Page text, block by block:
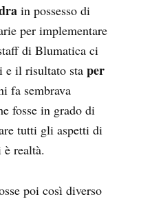
in possesso di
per implementare
di Blumatica ci
e il risultato sta per
fa sembrava
fosse in grado di
tutti gli aspetti di
realtà.
poi così diverso